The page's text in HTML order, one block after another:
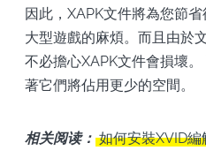
因此，XAPK文件將為您節
大型遊戲的麻煩。而且由於
不必擔心XAPK文件會損壞
著它們將佔用更少的空間。
相关阅读： 如何安裝XVID編